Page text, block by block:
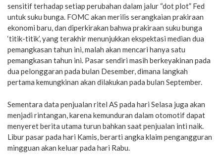
sensitif terhadap setiap perubahan dalam jalur “dot plot” Fed
untuk suku bunga. FOMC akan merilis serangkaian prakiraan
ekonomi baru, dan diperkirakan bahwa prakiraan suku bunga
‘titik-titik’, yang terakhir menunjukkan ekspektasi median dua
pemangkasan tahun ini, malah akan mencari hanya satu
pemangkasan tahun ini. Pasar sendiri masih berkeyakinan pada
dua pelonggaran pada bulan Desember, dimana langkah
pertama kemungkinan akan dilakukan pada bulan September.
Sementara data penjualan ritel AS pada hari Selasa juga akan
menjadi rintangan, karena kemunduran dalam otomotif dapat
menyeret berita utama turun bahkan saat penjualan inti naik.
Libur pasar pada hari Kamis, berarti angka klaim pengangguran
mingguan akan keluar pada hari Rabu.